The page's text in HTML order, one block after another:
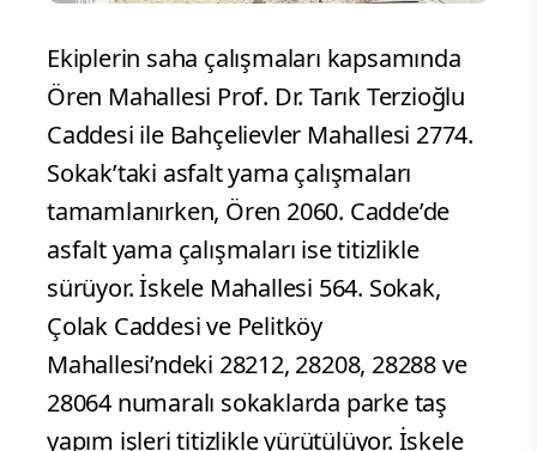
Ekiplerin saha çalışmaları kapsamında
Ören Mahallesi Prof. Dr. Tarık Terzioğlu
Caddesi ile Bahçelievler Mahallesi 2774.
Sokak’taki asfalt yama çalışmaları
tamamlanırken, Ören 2060. Cadde’de
asfalt yama çalışmaları ise titizlikle
sürüyor. İskele Mahallesi 564. Sokak,
Çolak Caddesi ve Pelitköy
Mahallesi’ndeki 28212, 28208, 28288 ve
28064 numaralı sokaklarda parke taş
yapım işleri titizlikle yürütülüyor. İskele